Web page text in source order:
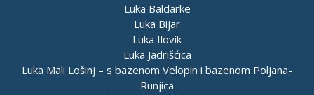
Luka Baldarke
Luka Bijar
Luka Ilovik
Luka Jadrišćica
Luka Mali Lošinj – s bazenom Velopin i bazenom Poljana-
Runjica